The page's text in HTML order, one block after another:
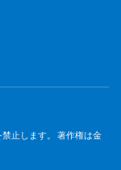
止します。 著作権は金